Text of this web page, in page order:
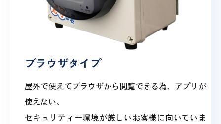
ブラウザタイプ
屋外で使えてブラウザから閲覧できる為、アプリが
使えない、
セキュリティー環境が厳しいお客様に向いていま